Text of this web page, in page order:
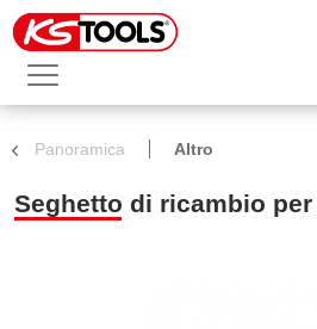
Panoramica Altro
Seghetto di ricambio per